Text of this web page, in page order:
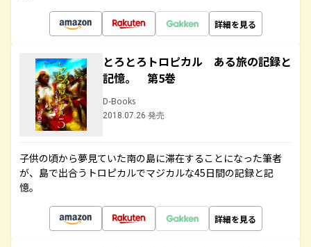
詳細を見る
とろとろトロピカル ある旅の記録と
記憶。 第5巻
D-Books
2018.07.26 発売
子供の頃から夢見ていた南の島に滞在することになった筆者
が、島で出合うトロピカルでマジカルな45日間の記録と記
憶。
詳細を見る